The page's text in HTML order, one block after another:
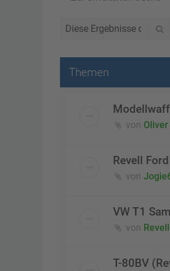
Themen
von
Revell
von
VW T1
von
T-80BV